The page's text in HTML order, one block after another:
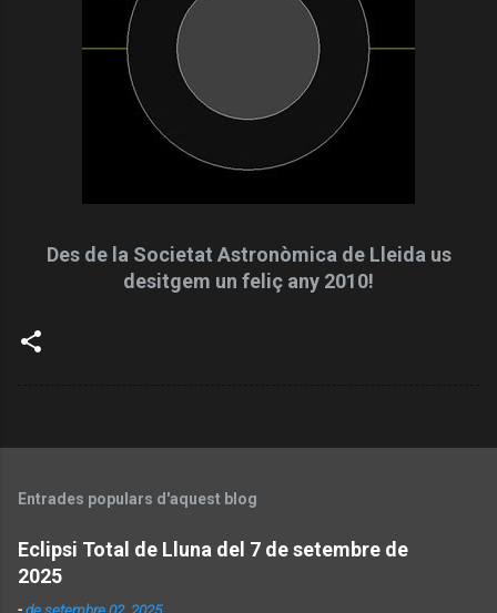
Des de la Societat Astronòmica de Lleida us
desitgem un feliç any 2010!
Entrades populars d'aquest blog
Eclipsi Total de Lluna del 7 de setembre de
2025
-de setembre 02, 2025